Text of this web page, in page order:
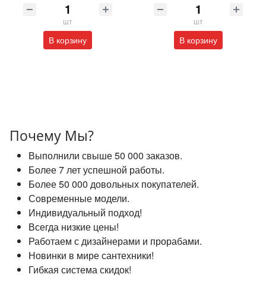
шт
В корзину
шт
В корзину
Почему Мы?
Выполнили свыше 50 000 заказов.
Более 7 лет успешной работы.
Более 50 000 довольных покупателей.
Современные модели.
Индивидуальный подход!
Всегда низкие цены!
Работаем с дизайнерами и прорабами.
Новинки в мире сантехники!
Гибкая система скидок!